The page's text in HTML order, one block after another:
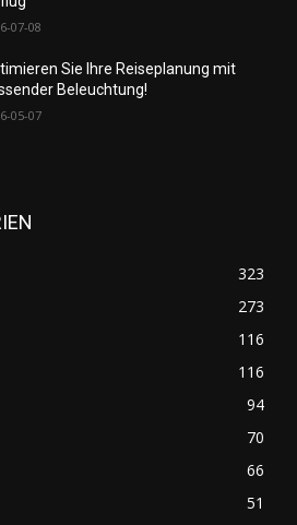
07-08
Sie Ihre Reiseplanung mit
Beleuchtung!
05-07
323
273
116
116
94
70
66
51